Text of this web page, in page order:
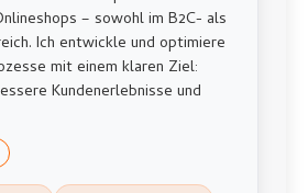
– sowohl im B2C- als
Ich entwickle und optimiere
mit einem klaren Ziel:
Kundenerlebnisse und